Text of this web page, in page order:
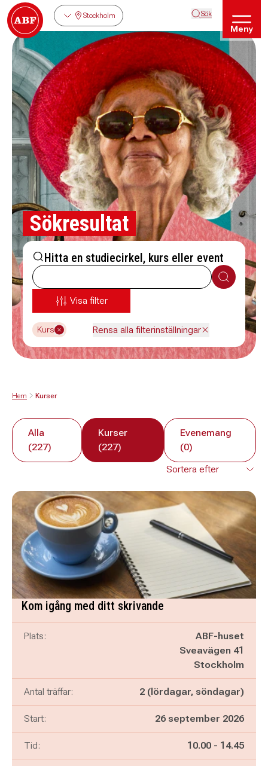
Stockholm Sök
Meny
Sökresultat
Hitta en studiecirkel, kurs eller event
Sök
Visa filter
Kurs Rensa alla filterinställningar
Hem Kurser
Alla
(227)
Kurser
(227)
Evenemang
(0)
Kom igång med ditt skrivande
Plats:
ABF-huset
Sveavägen 41
Stockholm
Antal träffar: 2 (lördagar, söndagar)
Start: 26 september 2026
Tid: Pågår mellan
10.00 - och
14.45